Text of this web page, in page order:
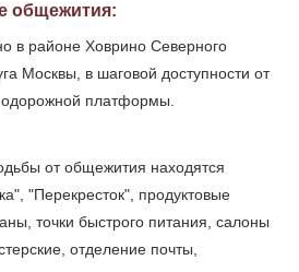
общежития:
в районе Ховрино Северного
Москвы, в шаговой доступности от
платформы.
от общежития находятся
"Перекресток", продуктовые
точки быстрого питания, салоны
отделение почты,